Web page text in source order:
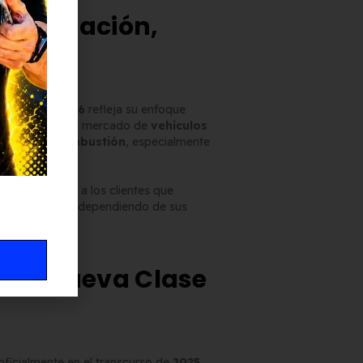
Clase V 2026 refleja su enfoque
del mercado de vehículos
o de combustión, especialmente
variadas a los clientes que
, dependiendo de sus
la nueva Clase